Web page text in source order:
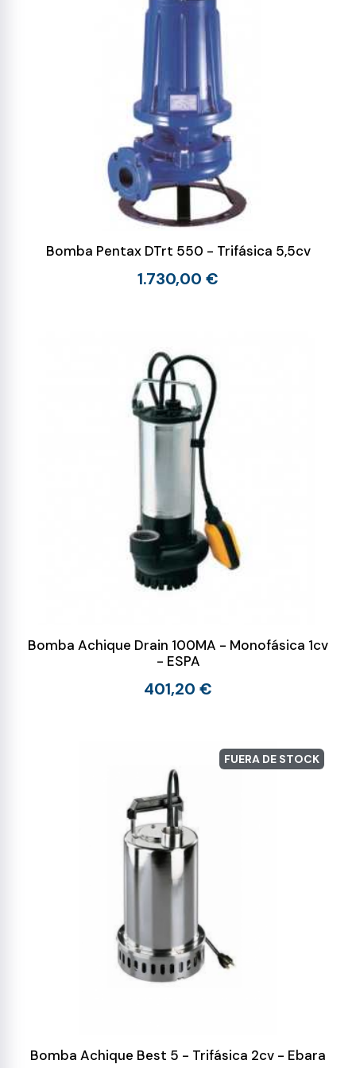
Bomba Pentax DTrt 550 - Trifásica 5,5cv
1.730,00 €
Bomba Achique Drain 100MA - Monofásica 1cv
- ESPA
401,20 €
FUERA DE STOCK
Bomba Achique Best 5 - Trifásica 2cv - Ebara